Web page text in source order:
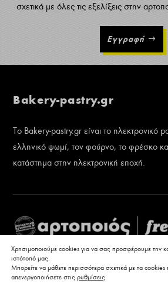
σχετικά με όλες τις εξελίξεις στην
Εγγραφή
Bakery-pastry.gr
Το Bakery-pastry.gr είναι το ηλεκτρονικό
ελληνικό ψωμί, τον φούρνο, το φρέσκο
κατάστημα στην ηλεκτρονική εποχή.
Χρησιμοποιούμε cookies για να σας προσφέρουμε την
ιστότοπό μας.
Μπορείτε να μάθετε περισσότερα σχετικά με τα
απενεργοποιήσετε στις ρυθμίσεις.